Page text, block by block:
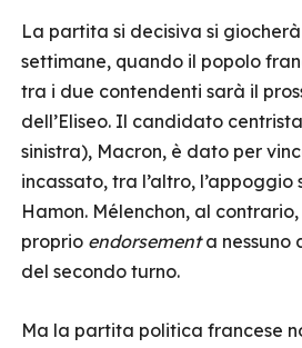
La partita si decisiva si
settimane, quando il popolo
tra i due contendenti sarà il
dell’Eliseo. Il candidato
sinistra), Macron, è dato per
incassato, tra l’altro, l’appoggio
Hamon. Mélenchon, al
proprio endorsementa
del secondo turno.
Ma la partita politica francese